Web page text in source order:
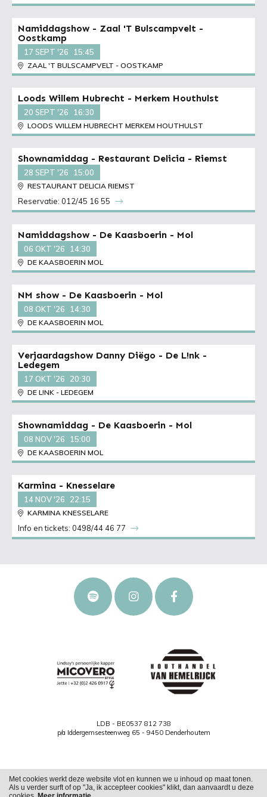
Namiddagshow - Zaal 'T Bulscampvelt -
Oostkamp
17 SEPT '26 15:45
ZAAL 'T BULSCAMPVELT - OOSTKAMP
Loods Willem Hubrecht - Merkem Houthulst
20 SEPT '26 16:30
LOODS WILLEM HUBRECHT MERKEM HOUTHULST
Shownamiddag - Restaurant Delicia - Riemst
28 SEPT '26 15:00
RESTAURANT DELICIA RIEMST
Reservatie: 012/45 16 55
Namiddagshow - De Kaasboerin - Mol
06 OKT '26 14:30
DE KAASBOERIN MOL
NM show - De Kaasboerin - Mol
08 OKT '26 14:30
DE KAASBOERIN MOL
Verjaardagshow Danny Diëgo - De L!nk -
Ledegem
17 OKT '26 20:30
DE L!NK - LEDEGEM
Shownamiddag - De Kaasboerin - Mol
08 NOV '26 15:00
DE KAASBOERIN MOL
Karmina - Knesselare
14 NOV '26 22:15
KARMINA KNESSELARE
Info en tickets: 0498/44 46 77
LDB - BE0537 812 738
p/a Iddergemsesteenweg 65 - 9450 Denderhoutem
Cookies Privacy
Met cookies werkt deze website vlot en kunnen we u inhoud op maat tonen.
Als u verder surft of op "Ja, ik accepteer cookies" klikt, dan aanvaardt u deze